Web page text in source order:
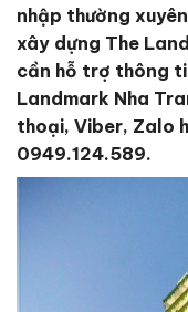
nhập thường
xây dựng The
cần hỗ trợ thông
Landmark Nha
thoại, Viber, Zalo
0949.124.589.